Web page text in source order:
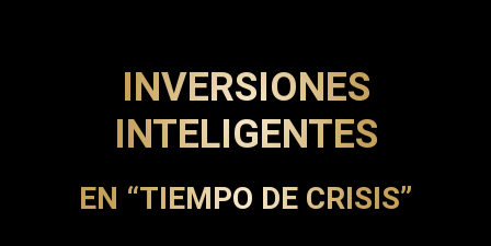
INVERSIONES
INTELIGENTES
EN “TIEMPO DE CRISIS”